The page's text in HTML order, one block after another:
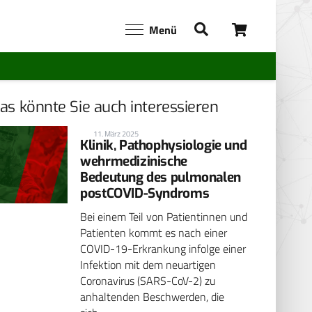
Menü
könnte Sie auch interessieren
11. März 2025
Klinik, Pathophysiologie und
wehrmedizinische
Bedeutung des pulmonalen
postCOVID-Syndroms
Bei einem Teil von Patientinnen und
Patienten kommt es nach einer
COVID-19-Erkrankung infolge einer
Infektion mit dem neuartigen
Coronavirus (SARS-CoV-2) zu
anhaltenden Beschwerden, die